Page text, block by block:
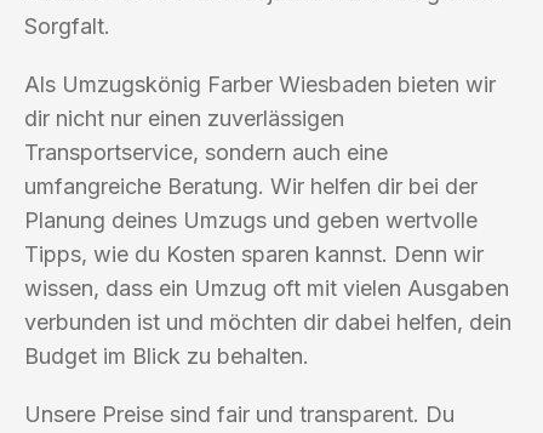
Sorgfalt.
Als Umzugskönig Farber Wiesbaden bieten wir
dir nicht nur einen zuverlässigen
Transportservice, sondern auch eine
umfangreiche Beratung. Wir helfen dir bei der
Planung deines Umzugs und geben wertvolle
Tipps, wie du Kosten sparen kannst. Denn wir
wissen, dass ein Umzug oft mit vielen Ausgaben
verbunden ist und möchten dir dabei helfen, dein
Budget im Blick zu behalten.
Unsere Preise sind fair und transparent. Du